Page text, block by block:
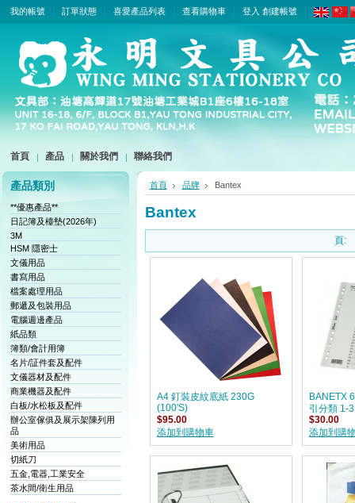
我的帳號 訂單狀態 喜愛產品列表 查看購物車 登入 創建帳號
首頁 產品 關於我們 聯絡我們
產品類別
**優惠產品**
日記簿及檯墊(2026年)
3M
HSM 隱密士
文儀用品
書寫用品
檔案處理用品
郵遞及包裝用品
電腦週邊產品
紙品類
簿類/會計用簿
名片/証件套及配件
文儀器材及配件
商業機器及配件
白板/水松板及配件
辦公室傢俱及展示架陳列用
品
美術用品
切紙刀
五金,電器,工業安全
茶水間/衛生用品
首頁 品牌 Bantex
Bantex
頁:
A4 釘裝皮紋底紙 230G
(100'S)
$95.00
添加到購物車
BANETX
引分類 1-
$30.00
添加到購